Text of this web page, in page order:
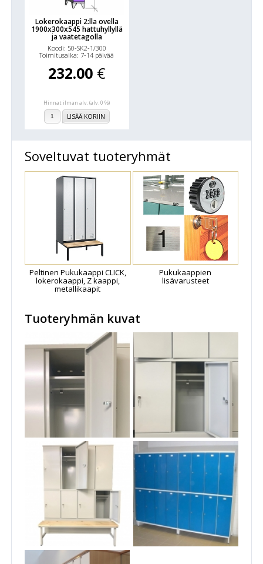
Lokerokaappi 2:lla ovella
1900x300x545 hattuhyllyllä
ja vaatetagolla
Koodi: 50-SK2-1/300
Toimitusaika: 7-14 päivää
232.00 €
Hinnat ilman alv. (alv. 0 %)
LISÄÄ KORIIN
Soveltuvat tuoteryhmät
Peltinen Pukukaappi CLICK,
lokerokaappi, Z kaappi,
metallikaapit
Pukukaappien
lisävarusteet
Tuoteryhmän kuvat